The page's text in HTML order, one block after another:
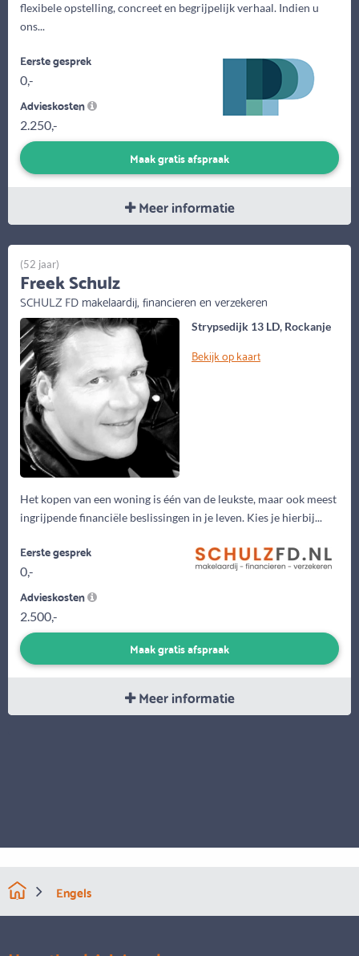
flexibele opstelling, concreet en begrijpelijk verhaal. Indien u
ons...
Eerste gesprek
0,-
Advieskosten
2.250,-
Maak gratis afspraak
Meer informatie
Strypsedijk 13 LD, Rockanje
Bekijk op kaart
Het kopen van een woning is één van de leukste, maar ook meest
ingrijpende financiële beslissingen in je leven. Kies je hierbij...
(52 jaar)
Freek Schulz
SCHULZ FD makelaardij, financieren en verzekeren
Eerste gesprek
0,-
Advieskosten
2.500,-
Maak gratis afspraak
Meer informatie
Engels